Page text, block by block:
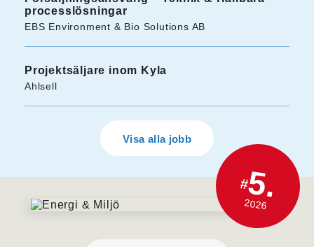
processlösningar
EBS Environment & Bio Solutions AB
Projektsäljare inom Kyla
Ahlsell
Visa alla jobb
#5.
2026